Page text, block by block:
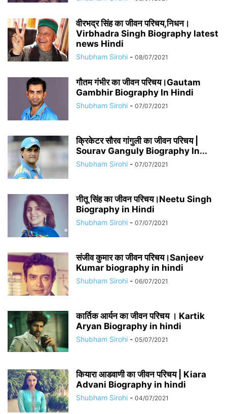
वीरभद्र सिंह का जीवन परिचय,निधन।
Virbhadra Singh Biography latest
news Hindi
Shubham Sirohi - 08/07/2021
गौतम गंभीर का जीवन परिचय।Gautam
Gambhir Biography In Hindi
Shubham Sirohi - 07/07/2021
क्रिकेटर सौरव गांगुली का जीवन परिचय |
Sourav Ganguly Biography In...
Shubham Sirohi - 07/07/2021
नीतू सिंह का जीवन परिचय।Neetu Singh
Biography in Hindi
Shubham Sirohi - 07/07/2021
संजीव कुमार का जीवन परिचय।Sanjeev
Kumar biography in hindi
Shubham Sirohi - 06/07/2021
कार्तिक आर्यन का जीवन परिचय । Kartik
Aryan Biography in hindi
Shubham Sirohi - 05/07/2021
कियारा आडवाणी का जीवन परिचय | Kiara
Advani Biography in hindi
Shubham Sirohi - 04/07/2021